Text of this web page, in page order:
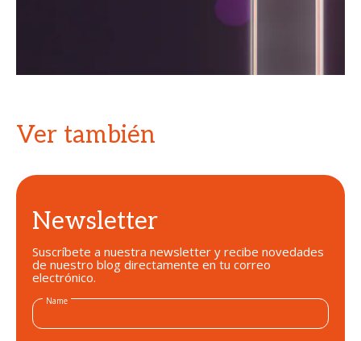
Ver también
Newsletter
Suscríbete a nuestra newsletter y recibe novedades
de nuestro blog directamente en tu correo
electrónico.
Name